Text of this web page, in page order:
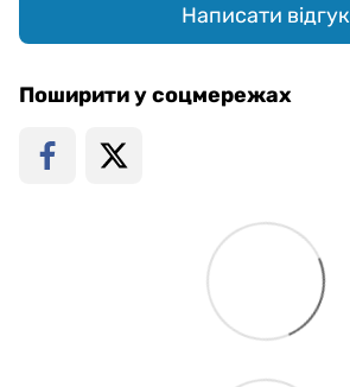
Написати відгук
Поширити у соцмережах